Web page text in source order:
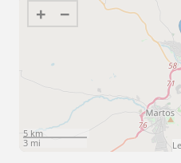
+ −
5 km
3 mi